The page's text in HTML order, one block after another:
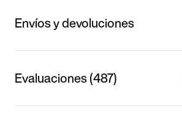
Envíos y devoluciones
Evaluaciones (487)